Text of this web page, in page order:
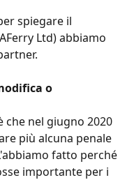
spiegare il
Ltd) abbiamo
o
nel giugno 2020
più alcuna penale
fatto perché
importante per i